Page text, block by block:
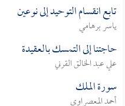
تابع انقسام التوحيد إلى نوعين
ياسر برهامي
حاجتنا إلى التمسك بالعقيدة
علي عبد الخالق القرني
سورة الملك
أحمد المعصراوي